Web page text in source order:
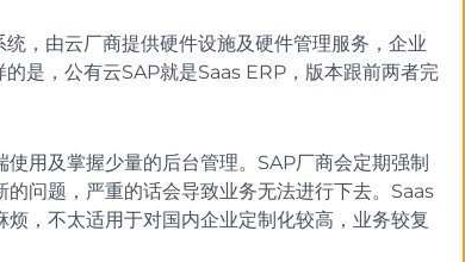
，由云厂商提供硬件设施及硬件管理服务，企业
是，公有云SAP就是Saas ERP，版本跟前两者完
用及掌握少量的后台管理。SAP厂商会定期强制
问题，严重的话会导致业务无法进行下去。Saas
，不太适用于对国内企业定制化较高，业务较复